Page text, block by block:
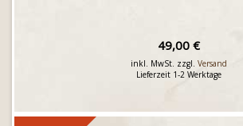
49,00 €
inkl. MwSt. zzgl. Versand
Lieferzeit 1-2 Werktage